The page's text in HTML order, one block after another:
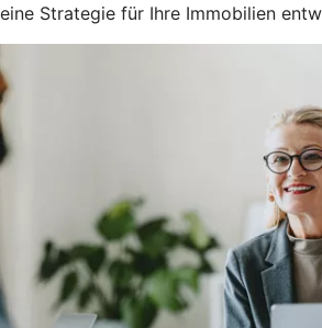
eine Strategie für Ihre Immobilien